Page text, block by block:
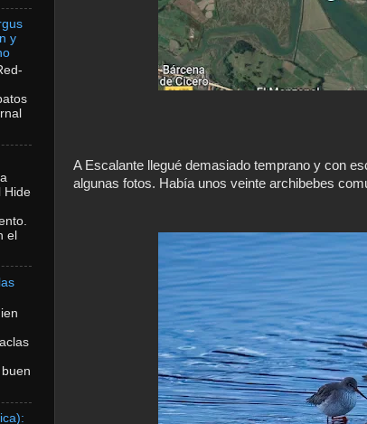
A Escalante llegué demasiado temprano y con
algunas fotos. Había unos veinte archibebes
y
Hide
el